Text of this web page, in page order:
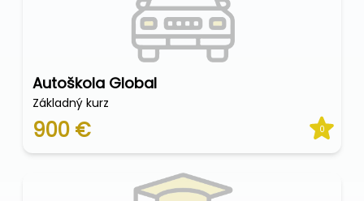
Autoškola Global
Základný kurz
900 € 0